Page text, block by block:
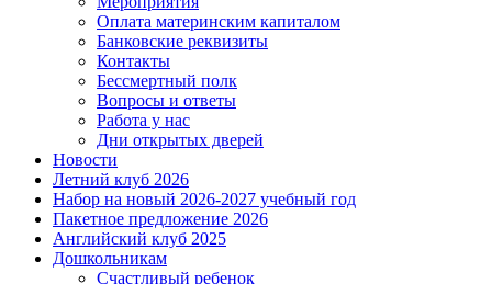
Оплата материнским капиталом
Банковские реквизиты
Контакты
Бессмертный полк
Вопросы и ответы
Работа у нас
Дни открытых дверей
Новости
Летний клуб 2026
Набор на новый 2026-2027 учебный год
Пакетное предложение 2026
Английский клуб 2025
Дошкольникам
Счастливый ребенок